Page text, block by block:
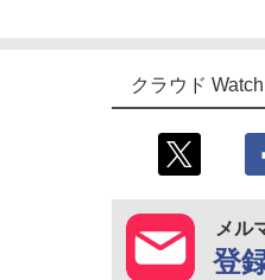
クラウド
メル
登